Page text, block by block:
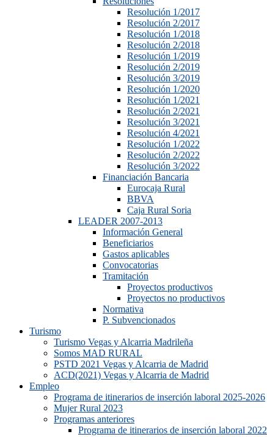
Resolución 1/2017
Resolución 2/2017
Resolución 1/2018
Resolución 2/2018
Resolución 1/2019
Resolución 2/2019
Resolución 3/2019
Resolución 1/2020
Resolución 1/2021
Resolución 2/2021
Resolución 3/2021
Resolución 4/2021
Resolución 1/2022
Resolución 2/2022
Resolución 3/2022
Financiación Bancaria
Eurocaja Rural
BBVA
Caja Rural Soria
LEADER 2007-2013
Información General
Beneficiarios
Gastos aplicables
Convocatorias
Tramitación
Proyectos productivos
Proyectos no productivos
Normativa
P. Subvencionados
Turismo
Turismo Vegas y Alcarria Madrileña
Somos MAD RURAL
PSTD 2021 Vegas y Alcarria de Madrid
ACD(2021) Vegas y Alcarria de Madrid
Empleo
Programa de itinerarios de inserción laboral 2025-2026
Mujer Rural 2023
Programas anteriores
Programa de itinerarios de inserción laboral 2022